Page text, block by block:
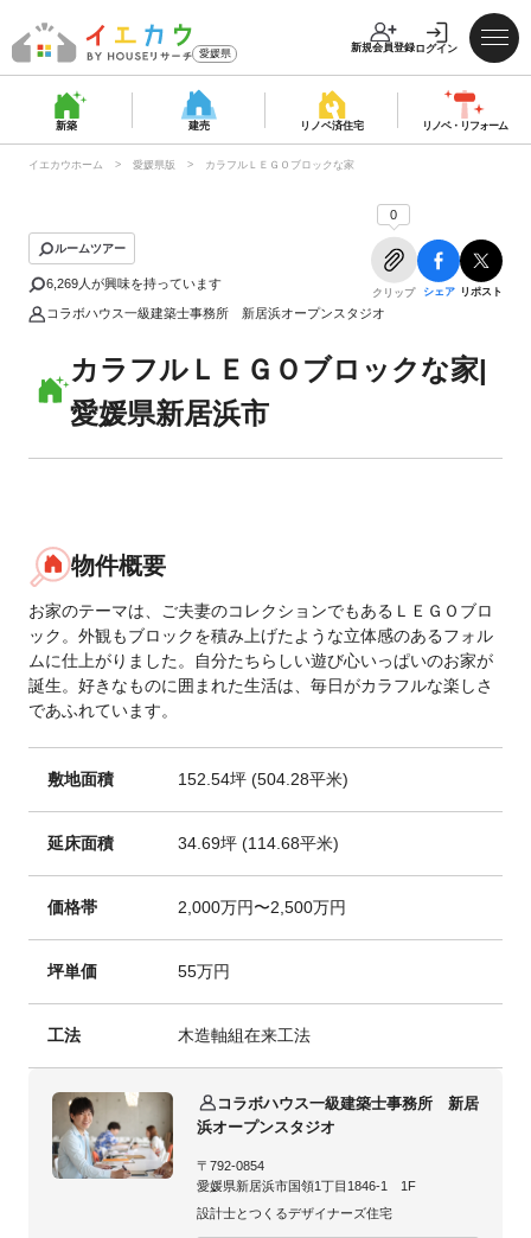
愛媛県 新規会員登録ログイン
新築 建売 リノベ済住宅 リノベ・ リフォーム
イエカウホーム 愛媛県版 カラフルＬＥＧＯブロックな家
カラフルＬＥＧＯブロックな家|
愛媛県新居浜市
ルームツアー
6,269人が興味を持っています
コラボハウス一級建築士事務所 新居浜オープンスタジオ
0
クリップ シェア リポスト
物件概要
お家のテーマは、ご夫妻のコレクションでもあるＬＥＧＯブロ
ック。外観もブロックを積み上げたような立体感のあるフォル
ムに仕上がりました。自分たちらしい遊び心いっぱいのお家が
誕生。好きなものに囲まれた生活は、毎日がカラフルな楽しさ
であふれています。
敷地面積 152.54坪 (504.28平米)
延床面積 34.69坪 (114.68平米)
価格帯 2,000万円〜2,500万円
坪単価 55万円
工法 木造軸組在来工法
コラボハウス一級建築士事務所 新居
浜オープンスタジオ
〒792-0854
愛媛県新居浜市国領1丁目1846-1 1F
設計士とつくるデザイナーズ住宅